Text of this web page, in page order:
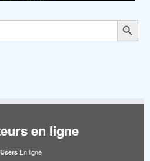
Search Button
en ligne
En ligne